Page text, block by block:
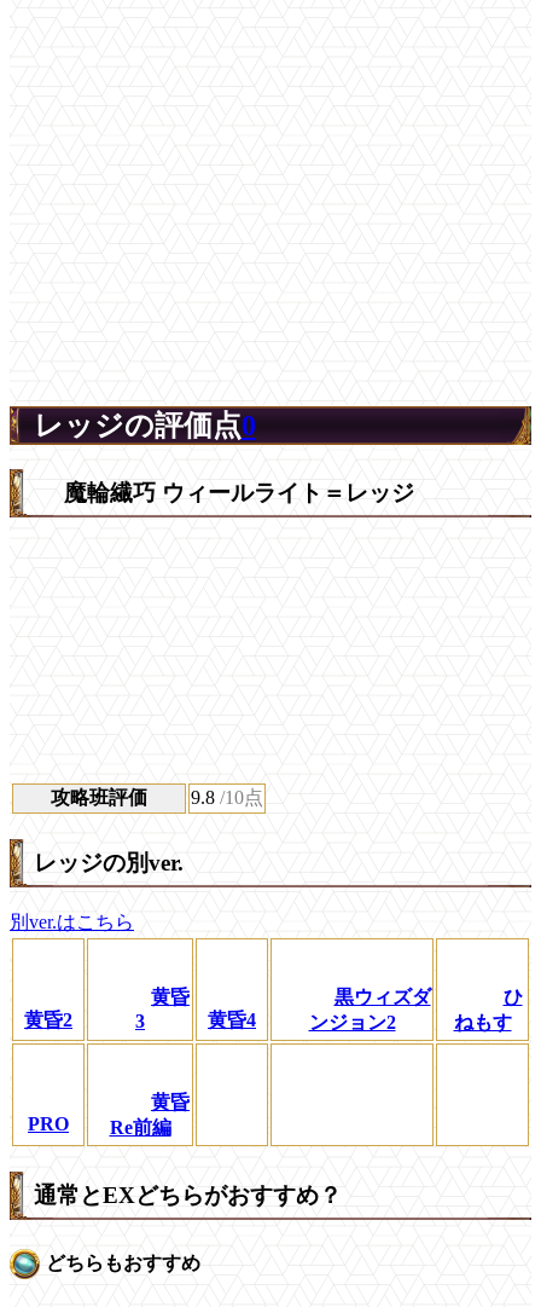
レッジの評価点0
魔輪繊巧 ウィールライト＝レッジ
攻略班評価 9.8 /10点
レッジの別ver.
別ver.はこちら
黄昏2
黄昏
3
黄昏4
黒ウィズダ
ンジョン2
ひ
ねもす
PRO
黄昏
Re前編
通常とEXどちらがおすすめ？
どちらもおすすめ